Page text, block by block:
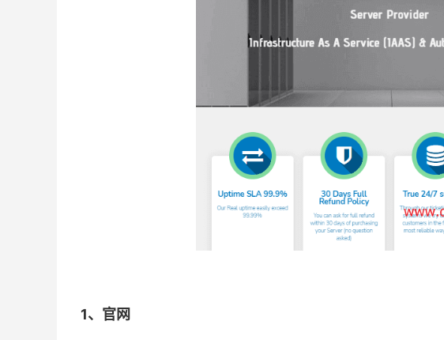
1、官网